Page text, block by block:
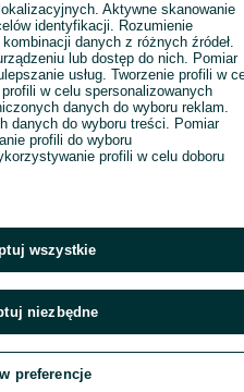
Aktywne skanowanie
identyfikacji. Rozumienie
danych z różnych źródeł.
lub dostęp do nich. Pomiar
usług. Tworzenie profili w
w celu spersonalizowanych
danych do wyboru reklam.
danych do wyboru treści. Pomiar
profili do wyboru
profili w celu doboru
wszystkie
niezbędne
preferencje